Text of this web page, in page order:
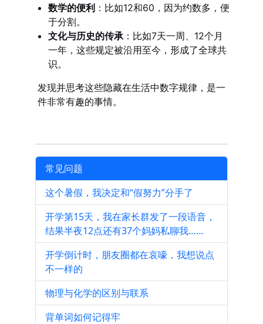
数学的便利 ：比如12和60，因为约数多，便
于分割。
文化与历史的传承：比如7天一周、12个月
一年，这些规定被沿用至今，形成了全球共
识。
发现并思考这些隐藏在生活中数字规律，是一
件非常有趣的事情。
常见问题
这个暑假，我决定和“假努力”分手了
开学第15天，我在家长群发了一段语音，
结果半夜12点还有37个妈妈私聊我……
开学倒计时，朋友圈都在哀嚎，我想说点
不一样的
物理与化学的区别与联系
背单词如何记得牢